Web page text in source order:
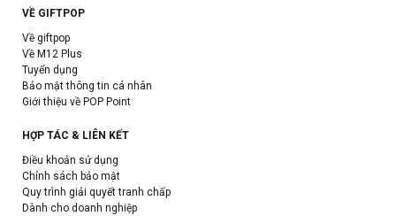
VỀ GIFTPOP
Về giftpop
Về M12 Plus
Tuyển dụng
Bảo mật thông tin cá nhân
Giới thiệu về POP Point
HỢP TÁC & LIÊN KẾT
Điều khoản sử dụng
Chính sách bảo mật
Quy trình giải quyết tranh chấp
Dành cho doanh nghiệp